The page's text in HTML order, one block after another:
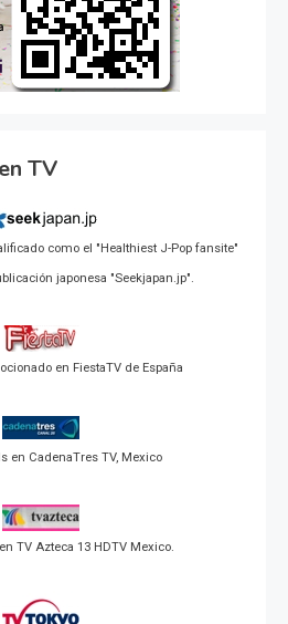
TV
como el "Healthiest J-Pop fansite"
japonesa "Seekjapan.jp".
en FiestaTV de España
en CadenaTres TV, Mexico
TV Azteca 13 HDTV Mexico.